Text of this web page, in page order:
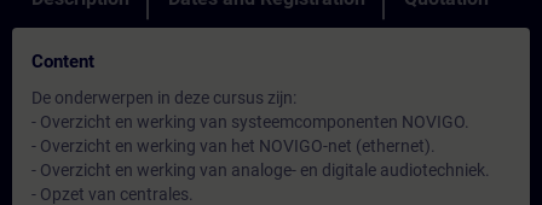
Content
De onderwerpen in deze cursus zijn:
- Overzicht en werking van systeemcomponenten NOVIGO.
- Overzicht en werking van het NOVIGO-net (ethernet).
- Overzicht en werking van analoge- en digitale audiotechniek.
- Opzet van centrales.